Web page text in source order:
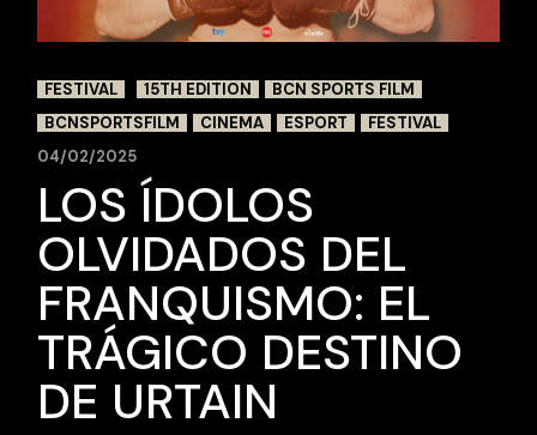
FESTIVAL 15TH EDITION
BCN SPORTS FILM
BCNSPORTSFILM
CINEMA ESPORT
FESTIVAL
04/02/2025
LOS ÍDOLOS
OLVIDADOS DEL
FRANQUISMO: EL
TRÁGICO DESTINO
DE URTAIN